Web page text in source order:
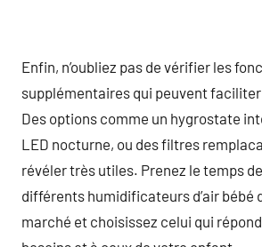
Enfin, n’oubliez pas de vérifier les
supplémentaires qui peuvent
Des options comme un hygrostate
LED nocturne, ou des filtres
révéler très utiles. Prenez le temps
différents humidificateurs d’air bébé
marché et choisissez celui qui